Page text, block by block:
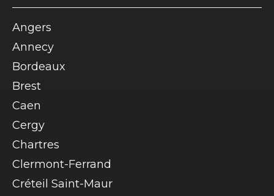
Angers
Annecy
Bordeaux
Brest
Caen
Cergy
Chartres
Clermont-Ferrand
Créteil Saint-Maur